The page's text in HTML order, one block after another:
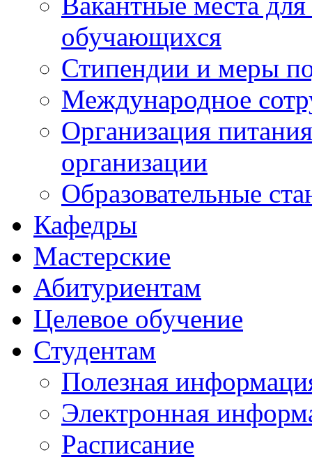
обучающихся
Стипендии и меры
Международное
Организация
организации
Образовательные
Кафедры
Мастерские
Абитуриентам
Целевое обучение
Студентам
Полезная
Электронная
Расписание